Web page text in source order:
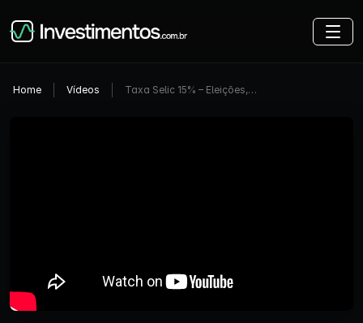
Home Vídeos Taxa Selic 15% – Eleições,…